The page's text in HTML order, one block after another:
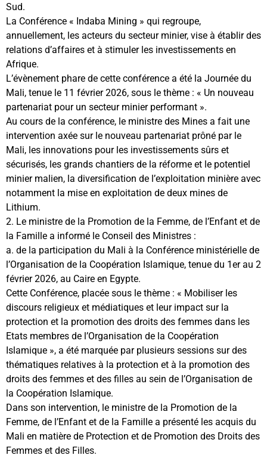
Sud.
La Conférence « Indaba Mining » qui regroupe,
annuellement, les acteurs du secteur minier, vise à établir des
relations d’affaires et à stimuler les investissements en
Afrique.
L’évènement phare de cette conférence a été la Journée du
Mali, tenue le 11 février 2026, sous le thème : « Un nouveau
partenariat pour un secteur minier performant ».
Au cours de la conférence, le ministre des Mines a fait une
intervention axée sur le nouveau partenariat prôné par le
Mali, les innovations pour les investissements sûrs et
sécurisés, les grands chantiers de la réforme et le potentiel
minier malien, la diversification de l’exploitation minière avec
notamment la mise en exploitation de deux mines de
Lithium.
2. Le ministre de la Promotion de la Femme, de l’Enfant et de
la Famille a informé le Conseil des Ministres :
a. de la participation du Mali à la Conférence ministérielle de
l’Organisation de la Coopération Islamique, tenue du 1er au 2
février 2026, au Caire en Egypte.
Cette Conférence, placée sous le thème : « Mobiliser les
discours religieux et médiatiques et leur impact sur la
protection et la promotion des droits des femmes dans les
Etats membres de l’Organisation de la Coopération
Islamique », a été marquée par plusieurs sessions sur des
thématiques relatives à la protection et à la promotion des
droits des femmes et des filles au sein de l’Organisation de
la Coopération Islamique.
Dans son intervention, le ministre de la Promotion de la
Femme, de l’Enfant et de la Famille a présenté les acquis du
Mali en matière de Protection et de Promotion des Droits des
Femmes et des Filles.